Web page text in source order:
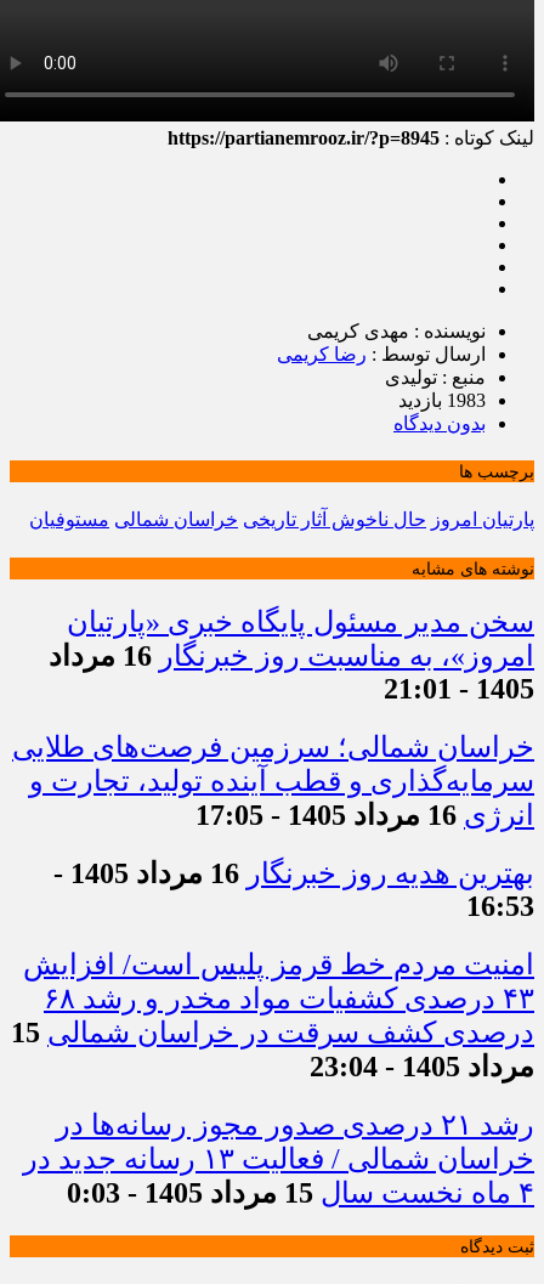
لینک کوتاه : https://partianemrooz.ir/?p=8945
نویسنده : مهدی کریمی
ارسال توسط : رضا کریمی
منبع : تولیدی
1983 بازدید
بدون دیدگاه
برچسب ها
پارتیان امروز حال ناخوش آثار تاریخی خراسان شمالی مستوفیان
نوشته های مشابه
سخن مدیر مسئول پایگاه خبری «پارتیان
امروز»، به مناسبت روز خبرنگار
16 مرداد
1405 - 21:01
خراسان شمالی؛ سرزمین فرصت‌های طلایی
سرمایه‌گذاری و قطب آینده تولید، تجارت و
انرژی 16 مرداد 1405 - 17:05
بهترین هدیه روز خبرنگار
16 مرداد 1405 -
16:53
امنیت مردم خط قرمز پلیس است/ افزایش
۴۳ درصدی کشفیات مواد مخدر و رشد ۶۸
درصدی کشف سرقت در خراسان شمالی 15
مرداد 1405 - 23:04
رشد ۲۱ درصدی صدور مجوز رسانه‌ها در
خراسان شمالی / فعالیت ۱۳ رسانه جدید در
۴ ماه نخست سال
15 مرداد 1405 - 0:03
ثبت دیدگاه